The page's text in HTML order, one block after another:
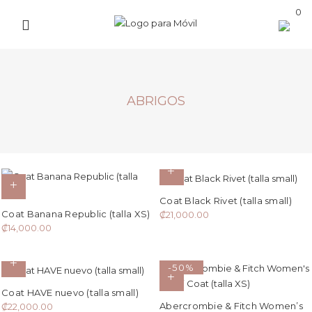
0
ABRIGOS
Coat Banana Republic (talla XS)
₡14,000.00
Coat Black Rivet (talla small)
₡21,000.00
Coat HAVE nuevo (talla small)
₡22,000.00
-50%
Abercrombie & Fitch Women’s